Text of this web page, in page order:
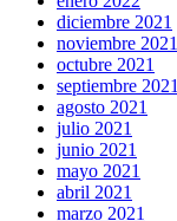
diciembre 2021
noviembre 2021
octubre 2021
septiembre 2021
agosto 2021
julio 2021
junio 2021
mayo 2021
abril 2021
marzo 2021